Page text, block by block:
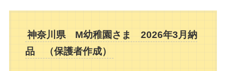
神奈川県M幼稚園さま 2026年3月納
品 （保護者作成）